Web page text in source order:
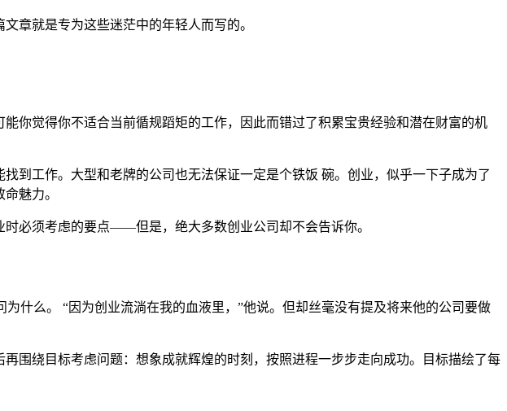
章就是专为这些迷茫中的年轻人而写的。
你觉得你不适合当前循规蹈矩的工作，因此而错过了积累宝贵经验和潜在财富的机
到工作。大型和老牌的公司也无法保证一定是个铁饭 碗。创业，似乎一下子成为了
魅力。
必须考虑的要点——但是，绝大多数创业公司却不会告诉你。
什么。 “因为创业流淌在我的血液里，”他说。但却丝毫没有提及将来他的公司要做
围绕目标考虑问题：想象成就辉煌的时刻，按照进程一步步走向成功。目标描绘了每